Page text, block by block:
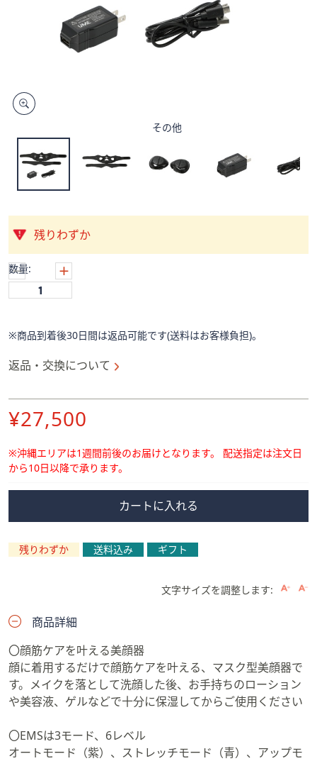
イ
ス
左
右
ス
プ
し
て
で
き
ま
その他
残りわずか
数量:
※商品到着後30日間は返品可能です(送料はお客様負担)。
返品・交換について
削
除
¥27,500
※沖縄エリアは1週間前後のお届けとなります。
配送指定は注文日
から10日以降で承ります。
カートに入れる
残りわずか 送料込み ギフト
文字サイズを調整します:
商品詳細
〇顔筋ケアを叶える美顔器
顔に着用するだけで顔筋ケアを叶える、マスク型美顔器で
す。メイクを落として洗顔した後、お手持ちのローション
や美容液、ゲルなどで十分に保湿してからご使用ください
〇EMSは3モード、6レベル
オートモード（紫）、ストレッチモード（青）、アップモ